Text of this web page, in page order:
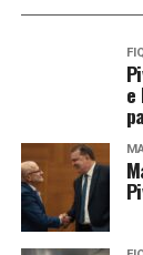
indicadores
atendidas,
educacionais
O trabalho de
Federal, o
trabalho
país. Além
e